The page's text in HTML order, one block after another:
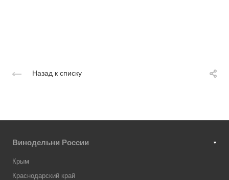
Назад к списку
Винодельни России
Крым
Краснодарский край